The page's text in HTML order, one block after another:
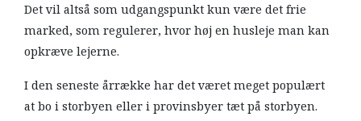
Det vil altså som udgangspunkt kun være det frie
marked, som regulerer, hvor høj en husleje man kan
opkræve lejerne.
I den seneste årrække har det været meget populært
at bo i storbyen eller i provinsbyer tæt på storbyen.